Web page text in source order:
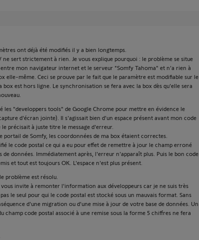
ont déjà été modifiés il y a bien longtemps.
ne sert strictement à rien. Je vous explique pourquoi : le problème se situe
entre mon navigateur internet et le serveur "Somfy Tahoma" et n'a rien à
elle-même. Ceci se prouve par le fait que le paramètre est modifiable sur le
box est hors ligne. Le synchronisation se fera avec la box dès qu'elle sera
les "developpers tools" de Google Chrome pour mettre en évidence le
d'écran jointe). Il s'agissait bien d'un espace présent avant mon code
précisait à juste titre le message d'erreur.
portail de Somfy, les coordonnées de ma box étaient correctes.
le code postal ce qui a eu pour effet de remettre à jour le champ erroné
de données. Immédiatement après, l'erreur n'apparaît plus. Puis le bon code
et tout est toujours OK. L'espace n'est plus présent.
problème est résolu.
invite à remonter l'information aux développeurs car je ne suis très
le seul pour qui le code postal est stocké sous un mauvais format. Sans
d'une migration ou d'une mise à jour de votre base de données. Un
champ code postal associé à une remise sous la forme 5 chiffres ne fera